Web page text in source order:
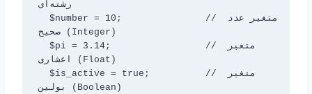
رشته‌ای
صحیح (Integer)
اعشاری (Float)
بولین (Boolean)